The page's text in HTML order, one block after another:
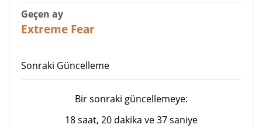
Geçen ay
Extreme Fear
Sonraki Güncelleme
Bir sonraki güncellemeye:
18 saat, 20 dakika ve 37 saniye